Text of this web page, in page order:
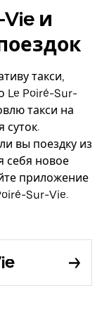
Vie и
такси,
Le Poiré-Sur-
такси на
суток.
вы поездку из
себя новое
приложение
Sur-Vie.